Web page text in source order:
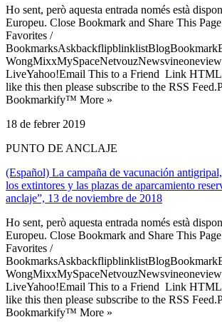
Ho sent, però aquesta entrada només està
Europeu. Close Bookmark and Share This
Favorites /
LiveYahoo!Email This to a Friend Link
like this then please subscribe to the RSS
Bookmarkify™ More »
18 de febrer 2019
PUNTO DE ANCLAJE
(Español) La campaña de vacunación
los extintores y las plazas de aparcamiento
anclaje”, 13 de noviembre de 2018
Ho sent, però aquesta entrada només està
Europeu. Close Bookmark and Share This
Favorites /
LiveYahoo!Email This to a Friend Link
like this then please subscribe to the RSS
Bookmarkify™ More »